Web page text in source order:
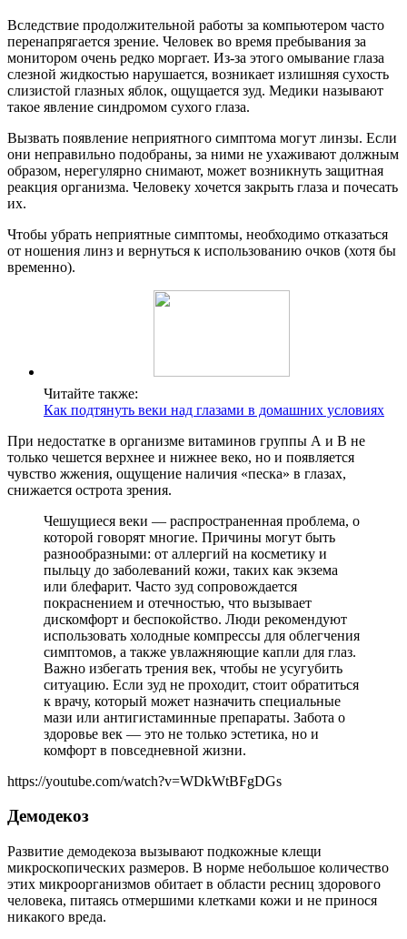
Вследствие продолжительной работы за компьютером часто
перенапрягается зрение. Человек во время пребывания за
монитором очень редко моргает. Из-за этого омывание глаза
слезной жидкостью нарушается, возникает излишняя сухость
слизистой глазных яблок, ощущается зуд. Медики называют
такое явление синдромом сухого глаза.
Вызвать появление неприятного симптома могут линзы. Если
они неправильно подобраны, за ними не ухаживают должным
образом, нерегулярно снимают, может возникнуть защитная
реакция организма. Человеку хочется закрыть глаза и почесать
их.
Чтобы убрать неприятные симптомы, необходимо отказаться
от ношения линз и вернуться к использованию очков (хотя бы
временно).
Читайте также:
Как подтянуть веки над глазами в домашних условиях
При недостатке в организме витаминов группы А и В не
только чешется верхнее и нижнее веко, но и появляется
чувство жжения, ощущение наличия «песка» в глазах,
снижается острота зрения.
Чешущиеся веки — распространенная проблема, о
которой говорят многие. Причины могут быть
разнообразными: от аллергий на косметику и
пыльцу до заболеваний кожи, таких как экзема
или блефарит. Часто зуд сопровождается
покраснением и отечностью, что вызывает
дискомфорт и беспокойство. Люди рекомендуют
использовать холодные компрессы для облегчения
симптомов, а также увлажняющие капли для глаз.
Важно избегать трения век, чтобы не усугубить
ситуацию. Если зуд не проходит, стоит обратиться
к врачу, который может назначить специальные
мази или антигистаминные препараты. Забота о
здоровье век — это не только эстетика, но и
комфорт в повседневной жизни.
https://youtube.com/watch?v=WDkWtBFgDGs
Демодекоз
Развитие демодекоза вызывают подкожные клещи
микроскопических размеров. В норме небольшое количество
этих микроорганизмов обитает в области ресниц здорового
человека, питаясь отмершими клетками кожи и не принося
никакого вреда.